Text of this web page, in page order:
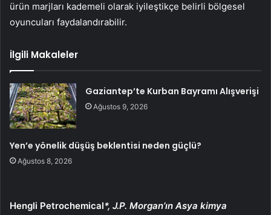
ürün marjları kademeli olarak iyileştikçe belirli bölgesel
oyuncuları faydalandırabilir.
İlgili Makaleler
Gaziantep’te Kurban Bayramı Alışverişi
Ağustos 9, 2026
Yen’e yönelik düşüş beklentisi neden güçlü?
Ağustos 8, 2026
Hengli Petrochemical*, J.P. Morgan’ın Asya kimya